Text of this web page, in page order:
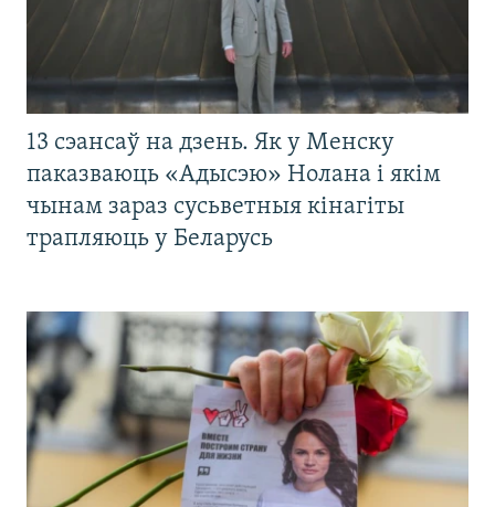
13 сэансаў на дзень. Як у Менску
паказваюць «Адысэю» Нолана і якім
чынам зараз сусьветныя кінагіты
трапляюць у Беларусь